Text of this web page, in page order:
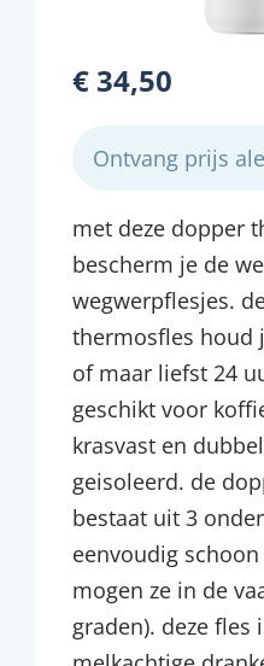
€ 34,50
Ontvang prijs
met deze dopper
bescherm je de
wegwerpflesjes.
thermosfles houd
of maar liefst 24
geschikt voor
krasvast en
geisoleerd. de
bestaat uit 3
eenvoudig
mogen ze in de
graden). deze fles